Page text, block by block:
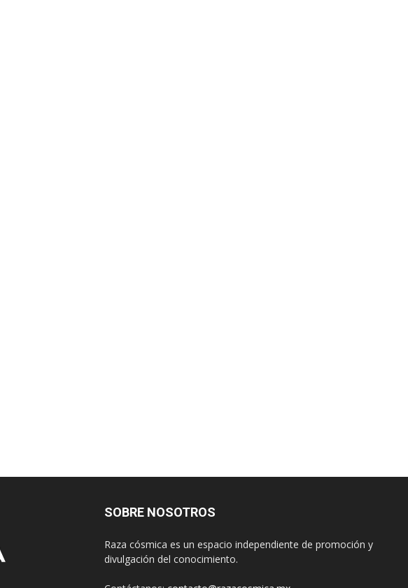
SOBRE NOSOTROS
Raza cósmica es un espacio independiente de promoción y
divulgación del conocimiento.